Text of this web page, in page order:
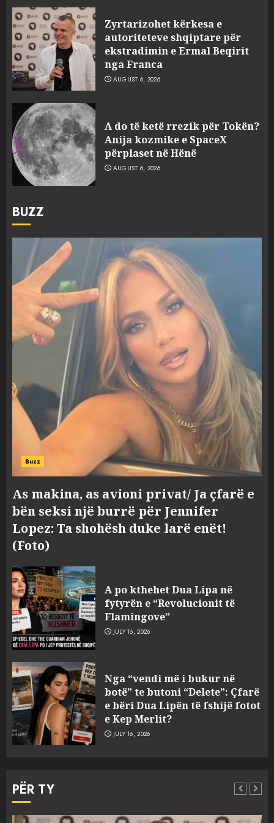
Zyrtarizohet kërkesa e
autoriteteve shqiptare për
ekstradimin e Ermal Beqirit
nga Franca
AUGUST 6, 2026
A do të ketë rrezik për Tokën?
Anija kozmike e SpaceX
përplaset në Hënë
AUGUST 6, 2026
BUZZ
Buzz
As makina, as avioni privat/ Ja çfarë e
bën seksi një burrë për Jennifer
Lopez: Ta shohësh duke larë enët!
(Foto)
A po kthehet Dua Lipa në
fytyrën e “Revolucionit të
Flamingove”
JULY 16, 2026
Nga “vendi më i bukur në
botë” te butoni “Delete”: Çfarë
e bëri Dua Lipën të fshijë fotot
e Kep Merlit?
JULY 16, 2026
PËR TY
3
pas fundosjes anija e rrallë
gjermane e Luftës së Dytë
Botërore
AUGUST 6, 2026
4
ekstradimin e Ermal Beqirit
AUGUST 6, 2026